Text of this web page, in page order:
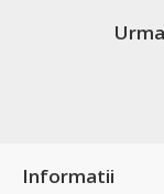
Informatii